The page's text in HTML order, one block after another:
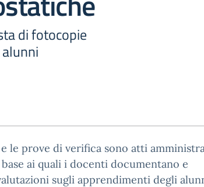
di fotocopie
le prove di verifica sono atti
ai quali i docenti documentano e
sugli apprendimenti degli